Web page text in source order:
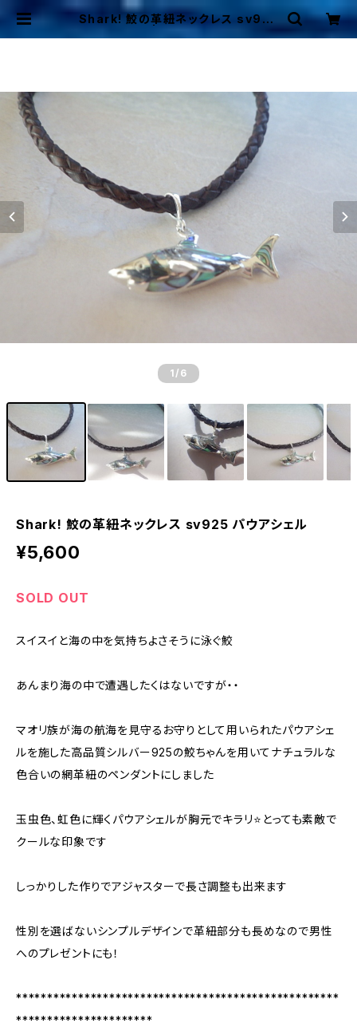
Shark! 鮫の革紐ネックレス sv925
パウアシェル | Mermaid Cottage
1 /6
Shark! 鮫の革紐ネックレス sv925 パウアシェル
¥5,600
SOLD OUT
スイスイと海の中を気持ちよさそうに泳ぐ鮫
あんまり海の中で遭遇したくはないですが・・
マオリ族が海の航海を見守るお守りとして用いられたパウアシェ
ルを施した高品質シルバー925の鮫ちゃんを用いてナチュラルな
色合いの網革紐のペンダントにしました
玉虫色、虹色に輝くパウアシェルが胸元でキラリ⭐️️とっても素敵で
クールな印象です
しっかりした作りでアジャスターで長さ調整も出来ます
性別を選ばないシンプルデザインで革紐部分も長めなので男性
へのプレゼントにも！
****************************************************
**********************